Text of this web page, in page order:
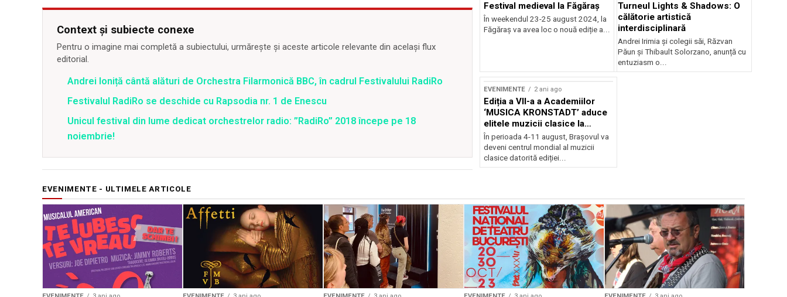
Context și subiecte conexe
Pentru o imagine mai completă a subiectului, urmărește și aceste articole relevante din același flux
editorial.
Andrei Ioniță cântă alături de Orchestra Filarmonică BBC, în cadrul Festivalului RadiRo
Festivalul RadiRo se deschide cu Rapsodia nr. 1 de Enescu
Unicul festival din lume dedicat orchestrelor radio: ”RadiRo” 2018 începe pe 18
noiembrie!
Festival medieval la Făgăraș
În weekendul 23-25 august 2024, la
Făgăraș va avea loc o nouă ediție a...
Turneul Lights & Shadows: O
călătorie artistică
interdisciplinară
Andrei Irimia și colegii săi, Răzvan
Păun și Thibault Solorzano, anunță cu
entuziasm o...
EVENIMENTE 2 ani ago
Ediția a VII-a a Academiilor
‘MUSICA KRONSTADT’ aduce
elitele muzicii clasice la
Brașov
În perioada 4-11 august, Brașovul va
deveni centrul mondial al muzicii
clasice datorită ediției...
EVENIMENTE - ULTIMELE ARTICOLE